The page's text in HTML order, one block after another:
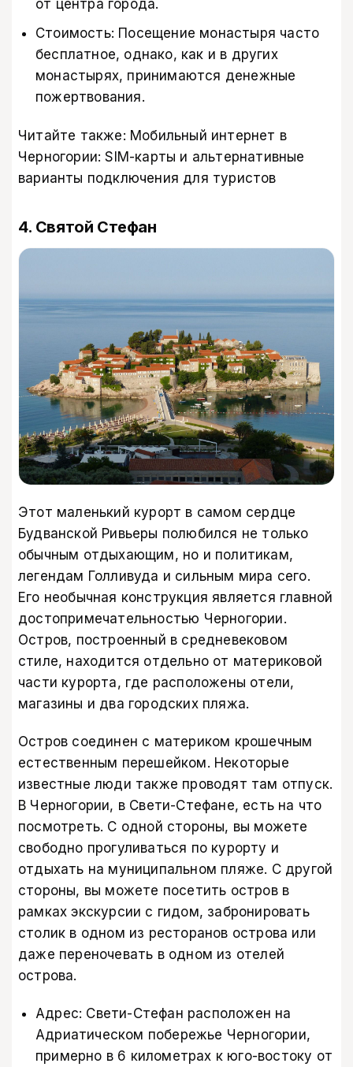
от центра города.
Стоимость: Посещение монастыря часто
бесплатное, однако, как и в других
монастырях, принимаются денежные
пожертвования.
Читайте также: Мобильный интернет в
Черногории: SIM-карты и альтернативные
варианты подключения для туристов
4. Святой Стефан
Этот маленький курорт в самом сердце
Будванской Ривьеры полюбился не только
обычным отдыхающим, но и политикам,
легендам Голливуда и сильным мира сего.
Его необычная конструкция является главной
достопримечательностью Черногории.
Остров, построенный в средневековом
стиле, находится отдельно от материковой
части курорта, где расположены отели,
магазины и два городских пляжа.
Остров соединен с материком крошечным
естественным перешейком. Некоторые
известные люди также проводят там отпуск.
В Черногории, в Свети-Стефане, есть на что
посмотреть. С одной стороны, вы можете
свободно прогуливаться по курорту и
отдыхать на муниципальном пляже. С другой
стороны, вы можете посетить остров в
рамках экскурсии с гидом, забронировать
столик в одном из ресторанов острова или
даже переночевать в одном из отелей
острова.
Адрес: Свети-Стефан расположен на
Адриатическом побережье Черногории,
примерно в 6 километрах к юго-востоку от